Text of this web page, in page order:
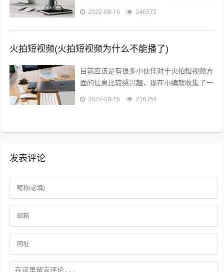
了一些与火山爆发儿童视频相关的信息来分
2022-08-16 246572
火拍短视频(火拍短视频为什么不能播了)
目前应该是有很多小伙伴对于火拍短视频方
面的信息比较感兴趣，现在小编就收集了一
些与火拍短视频为什么不能播了相关的信息
2022-08-16 238354
发表评论